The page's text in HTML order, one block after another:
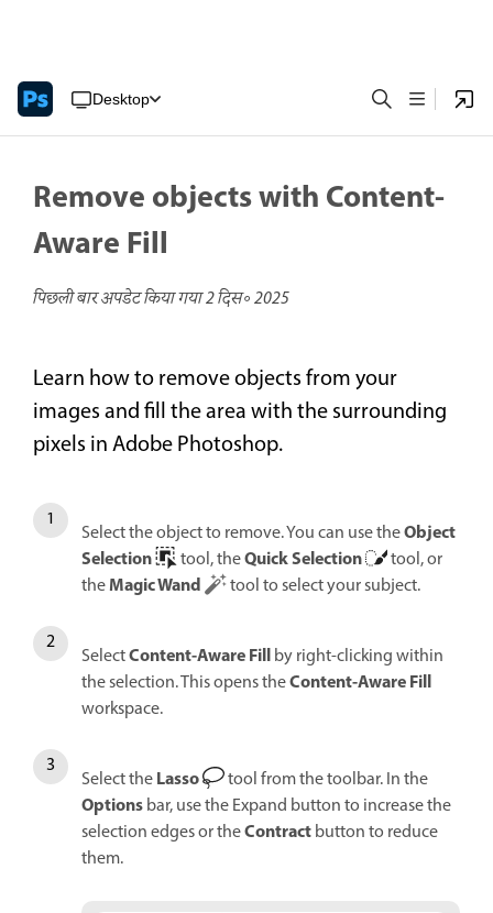
Desktop
Remove objects with Content-
Aware Fill
पिछली बार अपडेट किया गया2 दिस॰ 2025
Learn how to remove objects from your
images and fill the area with the surrounding
pixels in Adobe Photoshop.
Select the object to remove. You can use theObject
Selection
tool, theQuick Selection
tool, or
theMagic Wand tool to select your subject.
SelectContent-Aware Fillby right-clicking within
the selection. This opens theContent-Aware Fill
workspace.
Select theLasso tool from the toolbar. In the
Optionsbar, use the Expand button to increase the
selection edges or theContractbutton to reduce
them.